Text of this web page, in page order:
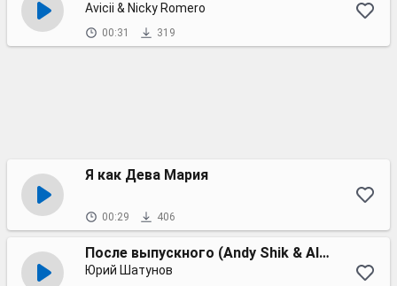
Avicii & Nicky Romero
00:31 319
Я как Дева Мария
00:29 406
После выпускного (Andy Shik & Alex-One remix)
Юрий Шатунов